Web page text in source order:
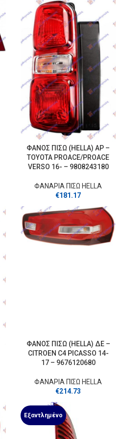
ΦΑΝΟΣ ΠΙΣΩ (HELLA) ΑΡ –
TOYOTA PROACE/PROACE
VERSO 16- – 9808243180
ΦΑΝΑΡΙΑ ΠΙΣΩ HELLA
€181.17
ΦΑΝΟΣ ΠΙΣΩ (HELLA) ΔΕ –
CITROEN C4 PICASSO 14-
17 – 9676120680
ΦΑΝΑΡΙΑ ΠΙΣΩ HELLA
€214.73
Εξαντλημένο